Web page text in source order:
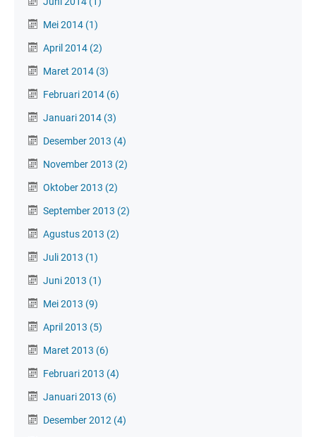
Mei 2014 (1)
April 2014 (2)
Maret 2014 (3)
Februari 2014 (6)
Januari 2014 (3)
Desember 2013 (4)
November 2013 (2)
Oktober 2013 (2)
September 2013 (2)
Agustus 2013 (2)
Juli 2013 (1)
Juni 2013 (1)
Mei 2013 (9)
April 2013 (5)
Maret 2013 (6)
Februari 2013 (4)
Januari 2013 (6)
Desember 2012 (4)